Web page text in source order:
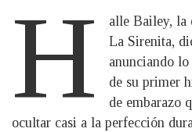
H
alle Bailey, la
La Sirenita,
anunciando
de su primer
de embarazo
ocultar casi a la perfección